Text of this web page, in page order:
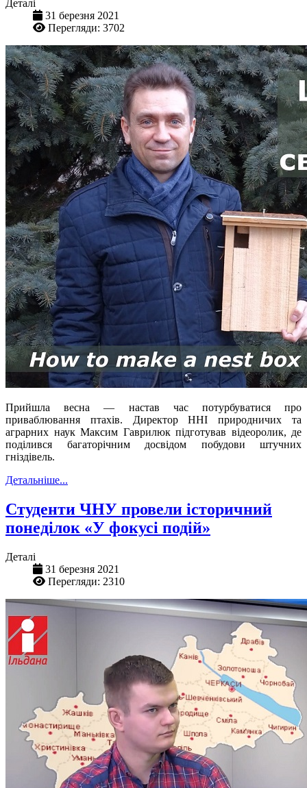
Деталі
31 березня 2021
Перегляди: 3702
Прийшла весна — настав час потурбуватися про
приваблювання птахів. Директор ННІ природничих та
аграрних наук Максим Гаврилюк підготував відеоролик, де
поділився багаторічним досвідом побудови штучних
гніздівель.
Детальніше...
Студенти ЧНУ провели історичний
понеділок «У фокусі подій»
Деталі
31 березня 2021
Перегляди: 2310